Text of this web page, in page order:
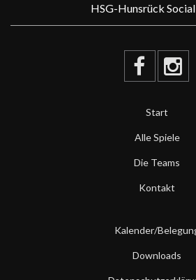
HSG-Hunsrück
Start
Alle Spiele
Die Teams
Kontakt
Kalender/
Downloads